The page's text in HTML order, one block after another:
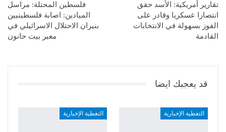
تقارير أمريكية: الأسد حقق
انتصارا عسكريا وقادر على
الفوز بسهولة في الانتخابات
القادمة
فلسطين المحتلة: مراسل
الميادين: اصابة فلسطينيين
بنيران الاحتلال الاسرائيلي في
معبر بيت حانون
قد يعجبك ايضا
التغطية الإخبارية التغطية الإخبارية